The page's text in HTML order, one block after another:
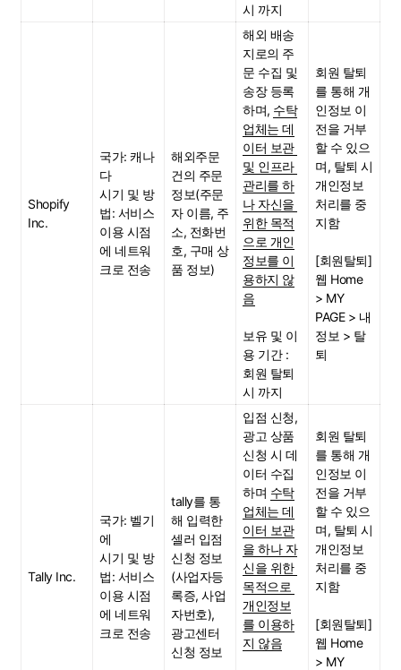
시 까지
Shopify
Inc.
국가: 캐나
다
시기 및 방
법: 서비스
이용 시점
에 네트워
크로 전송
해외주문
건의 주문
정보(주문
자 이름, 주
소, 전화번
호, 구매 상
품 정보)
해외 배송
지로의 주
문 수집 및
송장 등록
하며, 수탁
업체는 데
이터 보관
및 인프라
관리를 하
나 자신을
위한 목적
으로 개인
정보를 이
용하지 않
음
보유 및 이
용 기간 :
회원 탈퇴
시 까지
회원 탈퇴
를 통해 개
인정보 이
전을 거부
할 수 있으
며, 탈퇴 시
개인정보
처리를 중
지함
[회원탈퇴]
웹 Home
> MY
PAGE > 내
정보 > 탈
퇴
Tally Inc.
국가: 벨기
에
시기 및 방
법: 서비스
이용 시점
에 네트워
크로 전송
tally를 통
해 입력한
셀러 입점
신청 정보
(사업자등
록증, 사업
자번호),
광고센터
신청 정보
입점 신청,
광고 상품
신청 시 데
이터 수집
하며 수탁
업체는 데
이터 보관
을 하나 자
신을 위한
목적으로
개인정보
를 이용하
지 않음
회원 탈퇴
를 통해 개
인정보 이
전을 거부
할 수 있으
며, 탈퇴 시
개인정보
처리를 중
지함
[회원탈퇴]
웹 Home
> MY